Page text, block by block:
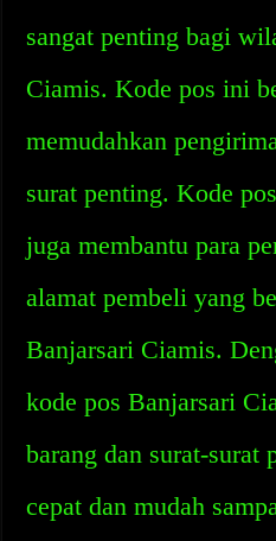
sangat penting bagi
Ciamis. Kode pos ini
memudahkan
surat penting. Kode
juga membantu para
alamat pembeli yang
Banjarsari Ciamis.
kode pos Banjarsari
barang dan surat-surat
cepat dan mudah